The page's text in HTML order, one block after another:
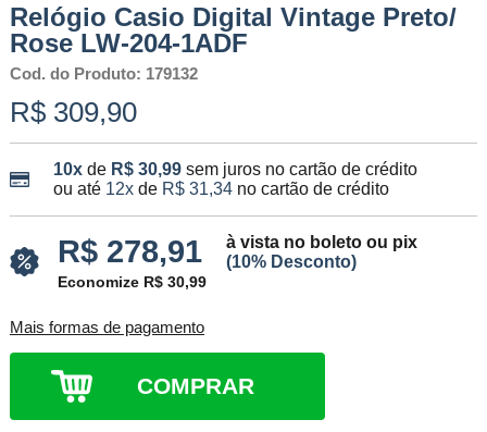
Relógio Casio Digital Vintage Preto/
Rose LW-204-1ADF
Cod. do Produto: 179132
R$ 309,90
10xde R$ 30,99 sem juros no cartão de crédito
ou até 12xde R$ 31,34no cartão de crédito
R$ 278,91
à vista no boleto ou pix
(10% Desconto)
Economize R$ 30,99
Mais formas de pagamento
COMPRAR